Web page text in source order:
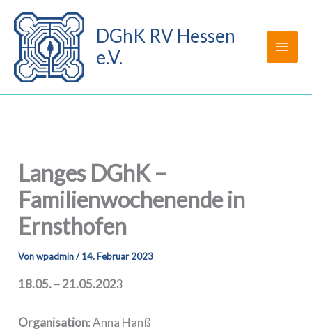
Zum
Inhalt
springen
DGhK RV Hessen
e.V.
Langes DGhK –
Familienwochenende in
Ernsthofen
Vonwpadmin/14. Februar 2023
18.05. – 21.05.2023
Organisation: Anna Hanß